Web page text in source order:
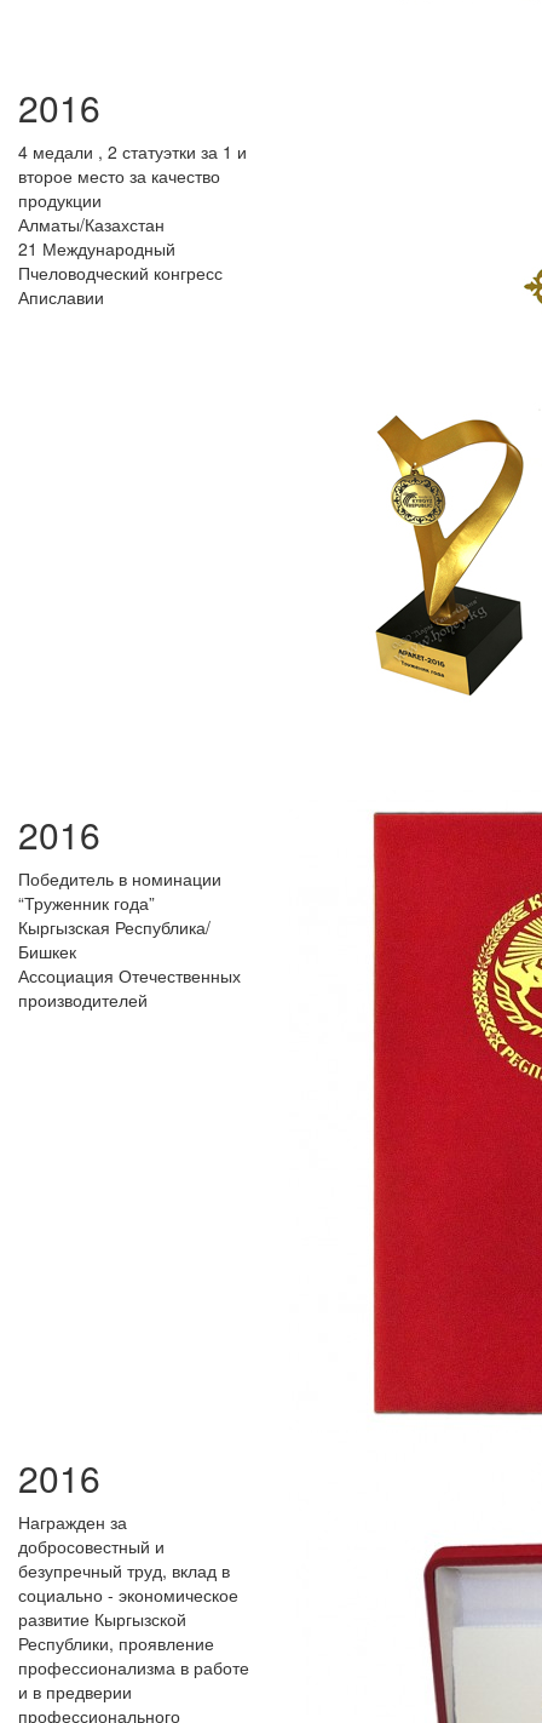
2016
4 медали , 2 статуэтки за 1 и
второе место за качество
продукции
Алматы/Казахстан
21 Международный
Пчеловодческий конгресс
Апиславии
2016
Победитель в номинации
“Труженник года”
Кыргызская Республика/
Бишкек
Ассоциация Отечественных
производителей
2016
Награжден за
добросовестный и
безупречный труд, вклад в
социально - экономическое
развитие Кыргызской
Республики, проявление
профессионализма в работе
и в предверии
профессионального